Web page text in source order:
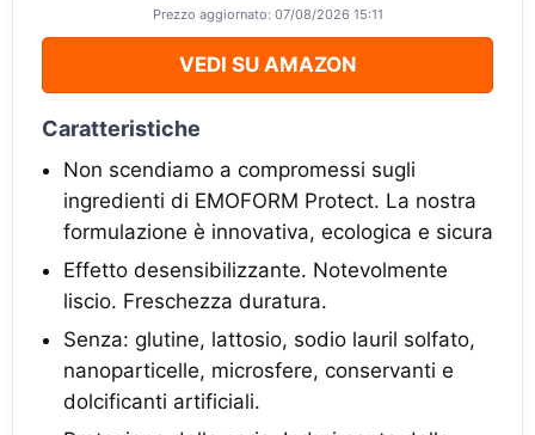
Prezzo aggiornato: 07/08/2026 15:11
VEDI SU AMAZON
Caratteristiche
Non scendiamo a compromessi sugli
ingredienti di EMOFORM Protect. La nostra
formulazione è innovativa, ecologica e sicura
Effetto desensibilizzante. Notevolmente
liscio. Freschezza duratura.
Senza: glutine, lattosio, sodio lauril solfato,
nanoparticelle, microsfere, conservanti e
dolcificanti artificiali.